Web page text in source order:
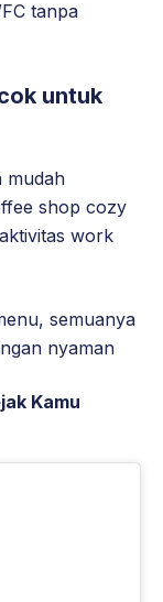
tanpa
untuk
mudah
shop cozy
work
semuanya
nyaman
Kamu